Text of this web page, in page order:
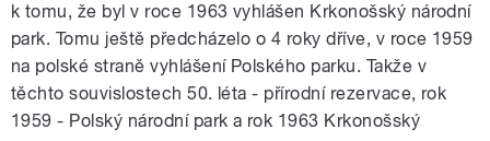
k tomu, že byl v roce 1963 vyhlášen Krkonošský národní
park. Tomu ještě předcházelo o 4 roky dříve, v roce 1959
na polské straně vyhlášení Polského parku. Takže v
těchto souvislostech 50. léta - přírodní rezervace, rok
1959 - Polský národní park a rok 1963 Krkonošský